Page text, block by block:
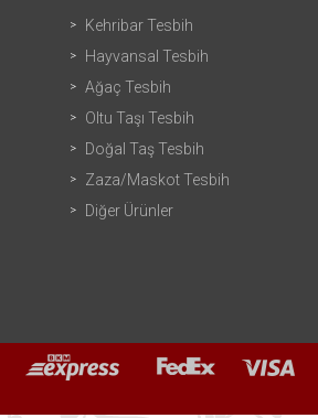
Kehribar Tesbih
Hayvansal Tesbih
Ağaç Tesbih
Oltu Taşı Tesbih
Doğal Taş Tesbih
Zaza/Maskot Tesbih
Diğer Ürünler